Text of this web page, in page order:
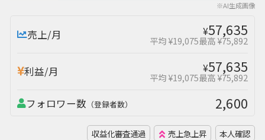
※AI生成画像
売上/月 ¥57,635
平均 ¥19,075最高 ¥75,892
利益/月 ¥57,635
平均 ¥19,075最高 ¥75,892
フォロワー数 （登録者数） 2,600
収益化審査通過 売上急上昇 本人確認